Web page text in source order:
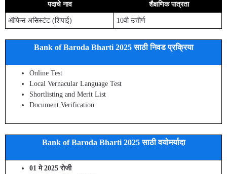
पदाचे नाव शैक्षणिक पात्रता
ऑफिस असिस्टंट (शिपाई) 10वी उत्तीर्ण
Bank of Baroda Bharti 2025 साठी निवड प्रक्रिया
Online Test
Local Vernacular Language Test
Shortlisting and Merit List
Document Verification
Bank of Baroda Bharti 2025 साठी वयोमर्यादा
01 मे 2025 रोजी